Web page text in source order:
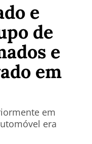
e
de
e
em
em
era